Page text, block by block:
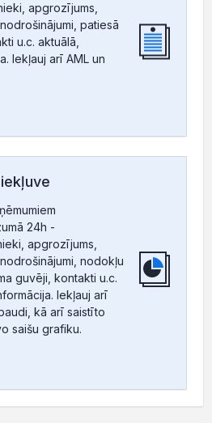
apgrozījums,
patiesā
u.c. aktuālā,
Iekļauj arī AML un
24h -
apgrozījums,
nodokļu
guvēji, kontakti u.c.
Iekļauj arī
kā arī saistīto
saišu grafiku.